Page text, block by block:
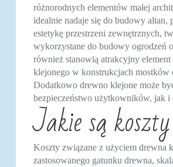
różnorodnych elementów małej
idealnie nadaje się do budowy altan,
estetykę przestrzeni zewnętrznych,
wykorzystane do budowy ogrodzeń
również stanowią atrakcyjny
klejonego w konstrukcjach mostków
Dodatkowo drewno klejone może
bezpieczeństwo użytkowników, jak i
Jakie są
Koszty związane z użyciem drewna
zastosowanego gatunku drewna,